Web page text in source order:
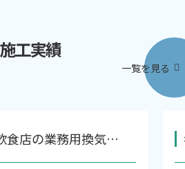
施工実績
一覧を見る
食店の業務用換気…